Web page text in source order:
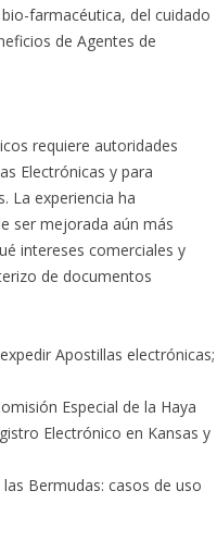
farmacéutica, del cuidado
de Agentes de
requiere autoridades
Electrónicas y para
La experiencia ha
ser mejorada aún más
intereses comerciales y
de documentos
Apostillas electrónicas;
Especial de la Haya
Electrónico en Kansas y
Bermudas: casos de uso